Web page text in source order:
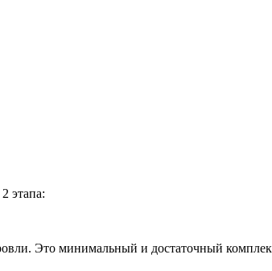
этапа:
Это минимальный и достаточный